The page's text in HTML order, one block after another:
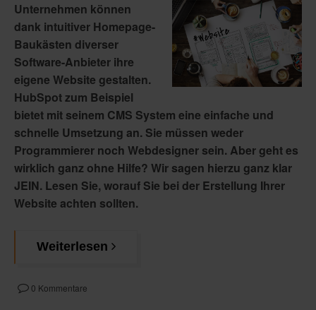
Unternehmen können
dank intuitiver Homepage-
Baukästen diverser
Software-Anbieter ihre
eigene Website gestalten.
HubSpot zum Beispiel
bietet mit seinem CMS System eine einfache und
schnelle Umsetzung an. Sie müssen weder
Programmierer noch Webdesigner sein. Aber geht es
wirklich ganz ohne Hilfe? Wir sagen hierzu ganz klar
JEIN. Lesen Sie, worauf Sie bei der Erstellung Ihrer
Website achten sollten.
Weiterlesen
0 Kommentare